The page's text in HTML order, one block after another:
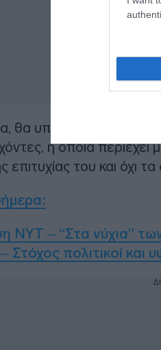
θα υπάρχει στην ίδια
η οποία
επιτυχίας του και όχι τα
NYT – “Στα νύχια”
Στόχος πολιτικοί